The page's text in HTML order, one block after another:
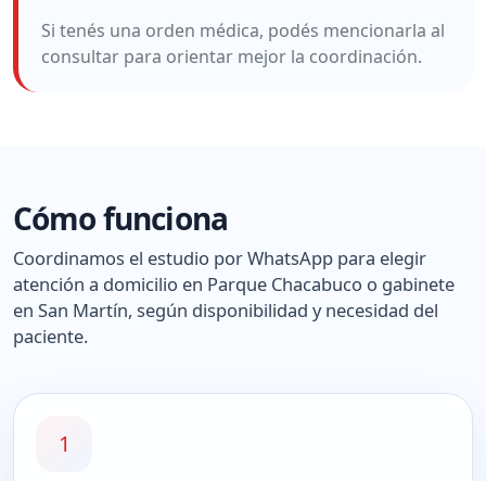
Si tenés una orden médica, podés mencionarla al
consultar para orientar mejor la coordinación.
Cómo funciona
Coordinamos el estudio por WhatsApp para elegir
atención a domicilio en Parque Chacabuco o gabinete
en San Martín, según disponibilidad y necesidad del
paciente.
1